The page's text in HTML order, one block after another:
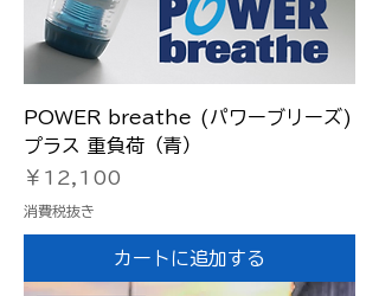
POWER breathe (パワーブリーズ)
プラス 重負荷（青）
価格
￥12,100
消費税抜き
カートに追加する